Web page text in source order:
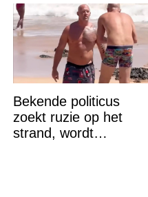
Bekende politicus
zoekt ruzie op het
strand, wordt